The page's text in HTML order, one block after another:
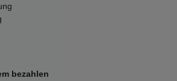
bezahlen